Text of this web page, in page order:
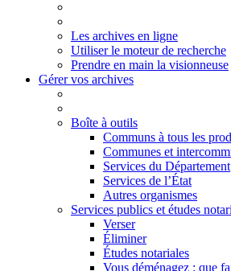
Les archives en ligne
Utiliser le moteur de recherche
Prendre en main la visionneuse
Gérer vos archives
Boîte à outils
Communs à tous les
Communes et
Services du Département
Services de l’État
Autres organismes
Services publics et études
Verser
Éliminer
Études notariales
Vous déménagez : que